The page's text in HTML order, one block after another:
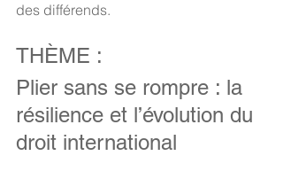
des différends.
THÈME :
Plier sans se rompre : la
résilience et l’évolution du
droit international